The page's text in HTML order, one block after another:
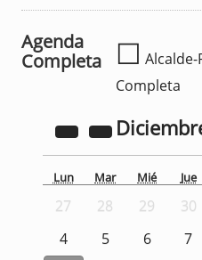
Agenda
Completa
☐
Completa
Lun Mar Mié Jue
27 28 29 30
4
5 6 7